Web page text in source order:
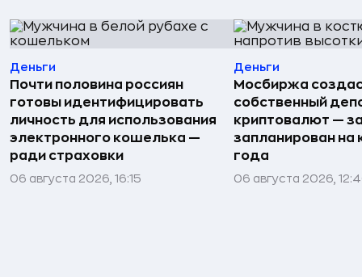
Деньги
Почти половина россиян
готовы идентифицировать
личность для использования
электронного кошелька —
ради страховки
06 августа 2026, 16:15
Деньги
Мосбиржа
собственный
криптовалют —
запланирован на
года
06 августа 2026,